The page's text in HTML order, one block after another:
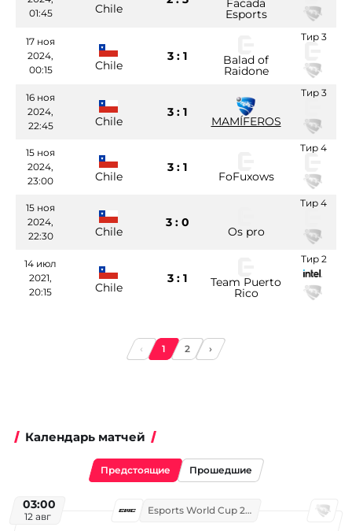
01:45
Chile Facada
Esports
17 ноя
2024,
00:15
Chile
3 : 1 Balad of
Raidone
Тир 3
16 ноя
2024,
22:45
Chile
3 : 1
MAMÍFEROS
Тир 3
15 ноя
2024,
23:00
Chile
3 : 1
FoFuxows
Тир 4
15 ноя
2024,
22:30
Chile
3 : 0
Os pro
Тир 4
14 июл
2021,
20:15
Chile
3 : 1 Team Puerto
Rico
Тир 2
‹ 1 2 ›
Календарь матчей
Предстоящие Прошедшие
03:00
12 авг
Esports World Cup 2026